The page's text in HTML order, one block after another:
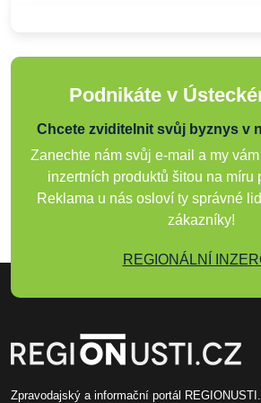
Podnikáte v
Chcete zviditelnit svůj byznys v
Zanechte nám svůj e-mail a my
inzertních produktů šitou na míru
Reklama u nás osloví ty správné
zákazníky!
REGIONÁLNÍ
Zpravodajský a informační portál